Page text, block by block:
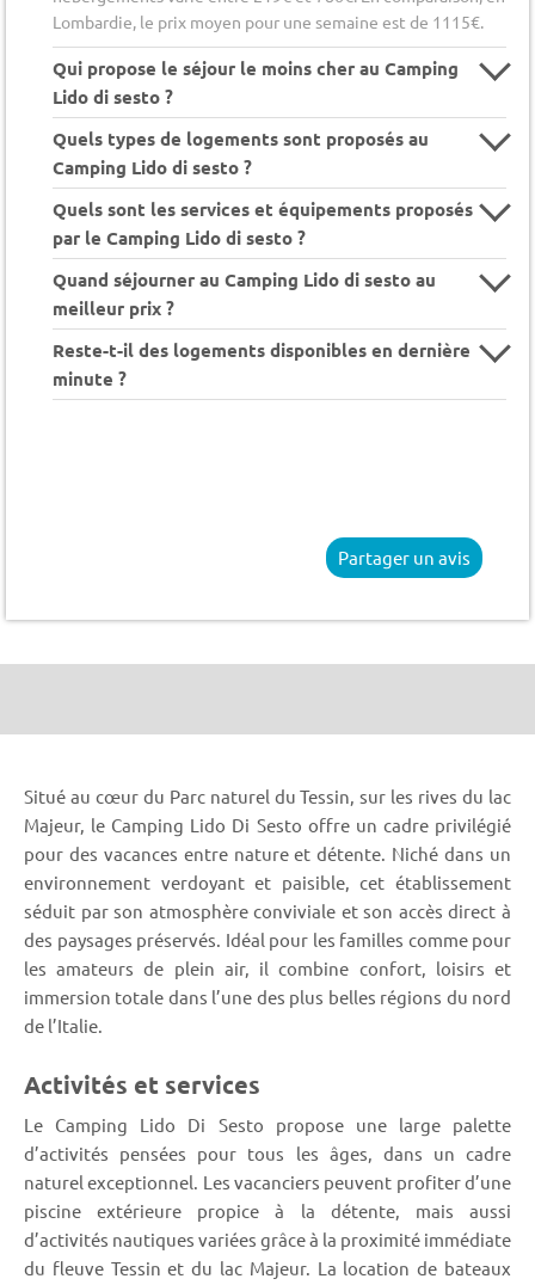
Lombardie, le prix moyen pour une semaine est de 1115€.
Qui propose le séjour le moins cher au Camping
Lido di sesto ?
Quels types de logements sont proposés au
Camping Lido di sesto ?
Quels sont les services et équipements proposés
par le Camping Lido di sesto ?
Quand séjourner au Camping Lido di sesto au
meilleur prix ?
Reste-t-il des logements disponibles en dernière
minute ?
Partager un avis
Situé au cœur du Parc naturel du Tessin, sur les rives du lac
Majeur, le Camping Lido Di Sesto offre un cadre privilégié
pour des vacances entre nature et détente. Niché dans un
environnement verdoyant et paisible, cet établissement
séduit par son atmosphère conviviale et son accès direct à
des paysages préservés. Idéal pour les familles comme pour
les amateurs de plein air, il combine confort, loisirs et
immersion totale dans l’une des plus belles régions du nord
de l’Italie.
Activités et services
Le Camping Lido Di Sesto propose une large palette
d’activités pensées pour tous les âges, dans un cadre
naturel exceptionnel. Les vacanciers peuvent profiter d’une
piscine extérieure propice à la détente, mais aussi
d’activités nautiques variées grâce à la proximité immédiate
du fleuve Tessin et du lac Majeur. La location de bateaux